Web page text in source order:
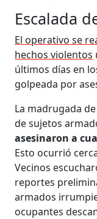
Escalada
El operativo se
hechos violentos
últimos días en
golpeada por
La madrugada
de sujetos
asesinaron a
Esto ocurrió
Vecinos
reportes
armados
ocupantes